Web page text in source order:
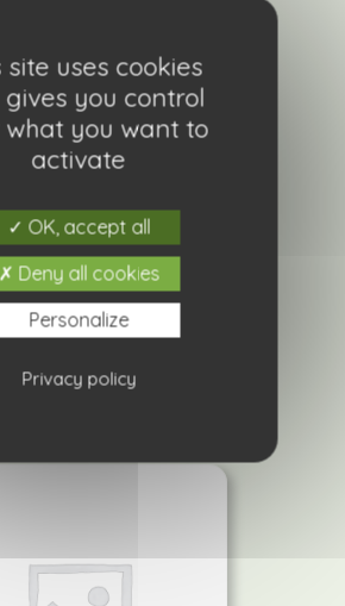
bleu
4,20 €
site uses cookies
you control
what you want to
activate
OK, accept all
Deny all cookies
Personalize
Privacy policy